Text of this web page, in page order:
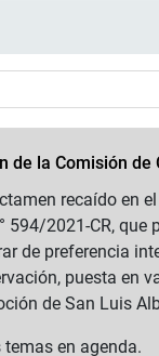
de la Comisión de
recaído en
594/2021-CR, que
de preferencia
puesta en
de San Luis
temas en agenda.